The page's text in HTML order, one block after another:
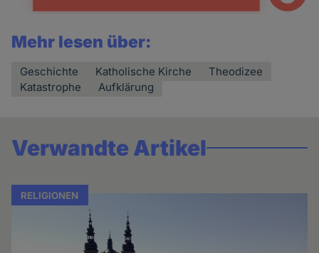
Mehr lesen über:
Geschichte Katholische Kirche
Theodizee
Katastrophe
Aufklärung
Verwandte Artikel
RELIGIONEN